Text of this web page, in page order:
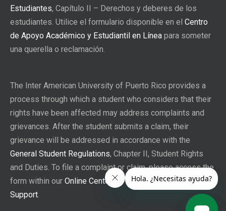
Estudiantes, Capítulo II – Derechos y deberes de los
estudiantes. Utilice el formulario disponible en el Centro
de Apoyo Académico y Estudiantil en Línea para someter
una querella o reclamación.
The Inter American University of Puerto Rico provides a
process through which a student who considers that their
rights have been affected may address complaints and
grievances. After the student submits a claim, their
grievance will be addressed in accordance with the
General Student Regulations, Chapter II, Student Rights
and Duties. To file a complaint or claim, please access the
form within our Online Center for Academic and Student
Support